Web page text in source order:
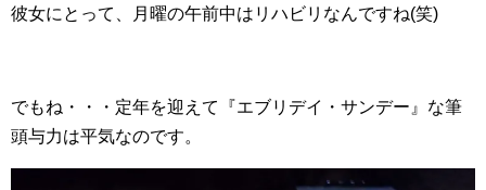
彼女にとって、月曜の午前中はリハビリなんですね(笑)
でもね・・・定年を迎えて『エブリデイ・サンデー』な筆
頭与力は平気なのです。